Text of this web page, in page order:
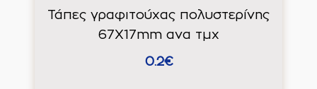
Τάπες γραφιτούχας πολυστερίνης
67X17mm ανα τμχ
0.2€